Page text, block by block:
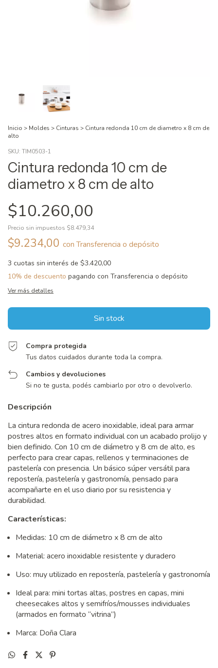
Inicio > Moldes > Cinturas > Cintura redonda 10 cm de diametro x 8 cm de
alto
SKU: TIM0503-1
Cintura redonda 10 cm de
diametro x 8 cm de alto
$10.260,00
Precio sin impuestos $8.479,34
$9.234,00 con Transferencia o depósito
3 cuotas sin interés de $3.420,00
10% de descuento pagando con Transferencia o depósito
Ver más detalles
Compra protegida
Tus datos cuidados durante toda la compra.
Cambios y devoluciones
Si no te gusta, podés cambiarlo por otro o devolverlo.
Descripción
La cintura redonda de acero inoxidable, ideal para armar
postres altos en formato individual con un acabado prolijo y
bien definido. Con 10 cm de diámetro y 8 cm de alto, es
perfecto para crear capas, rellenos y terminaciones de
pastelería con presencia. Un básico súper versátil para
repostería, pastelería y gastronomía, pensado para
acompañarte en el uso diario por su resistencia y
durabilidad.
Características:
Medidas: 10 cm de diámetro x 8 cm de alto
Material: acero inoxidable resistente y duradero
Uso: muy utilizado en repostería, pastelería y gastronomía
Ideal para: mini tortas altas, postres en capas, mini
cheesecakes altos y semifríos/mousses individuales
(armados en formato “vitrina”)
Marca: Doña Clara